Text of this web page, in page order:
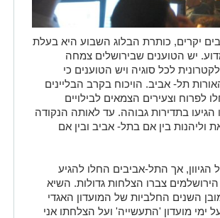
יקרים, כותרת הבלוג השבוע היא בעלת
יש הטוענים שבירושלים צמחה
לכל סוגיה ויש הטוענים כי
תל- אביב. הויכוח בקרב הבליינים
וצעירים הצמאים לבילויים
הגיעו בתדירות גבוהה. עד לאותה הנקודה
וליהנות בין אם בתל- אביב ובין אם
אך התל-אביבים החלו להגיע
צברו הצלחות גדולות. השיא
השנים החלביות של המועדון האגדי
על ימי מועדון 'התעשייה' ועל הצלחתו אני